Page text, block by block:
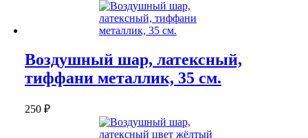
Воздушный шар, латексный,
тиффани металлик, 35 см.
250 ₽